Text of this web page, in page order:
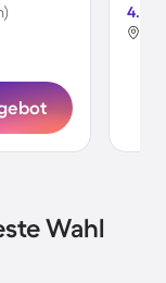
4.6
Wahl